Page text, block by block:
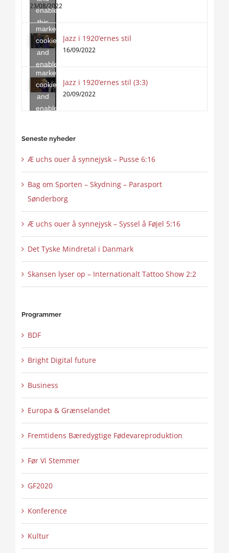
enable
this
content
23/08/2022
to
marketing
cookies
and
enable
this
content
Jazz i 1920’ernes stil
16/09/2022
Click
to
accept
marketing
cookies
and
enable
Jazz i 1920’ernes stil (3:3)
20/09/2022
Seneste nyheder
Æ uchs ouer å synnejysk – Pusse 6:16
Bag om Sporten – Skydning – Parasport
Sønderborg
Æ uchs ouer å synnejysk – Syssel å Føjel 5:16
Det Tyske Mindretal i Danmark
Skansen lyser op – Internationalt Tattoo Show 2:2
Programmer
BDF
Bright Digital future
Business
Europa & Grænselandet
Fremtidens Bæredygtige Fødevareproduktion
Før Vi Stemmer
GF2020
Konference
Kultur